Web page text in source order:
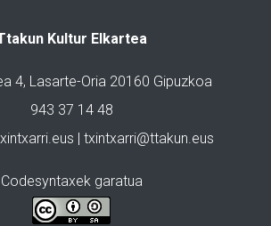
Kultur Elkartea
4, Lasarte-Oria 20160 Gipuzkoa
943 37 14 48
| txintxarri@ttakun.eus
Codesyntaxek garatua